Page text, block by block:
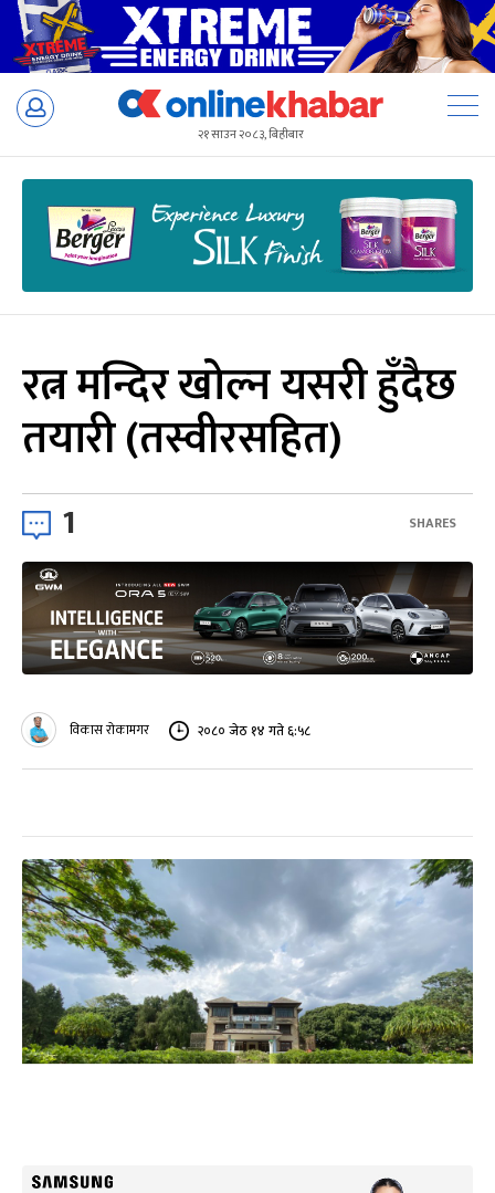
Skip
२१ साउन २०८३, बिहीबार
रत्न मन्दिर खोल्न यसरी हुँदैछ
तयारी (तस्वीरसहित)
1 SHARES
विकास रोकामगर २०८० जेठ १४ गते ६:५८